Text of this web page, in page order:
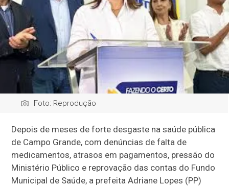
Foto: Reprodução
Depois de meses de forte desgaste na saúde pública
de Campo Grande, com denúncias de falta de
medicamentos, atrasos em pagamentos, pressão do
Ministério Público e reprovação das contas do Fundo
Municipal de Saúde, a prefeita Adriane Lopes (PP)